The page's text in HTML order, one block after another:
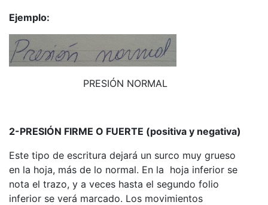
Ejemplo:
PRESIÓN NORMAL
2-PRESIÓN FIRME O FUERTE (positiva y negativa)
Este tipo de escritura dejará un surco muy grueso
en la hoja, más de lo normal. En la hoja inferior se
nota el trazo, y a veces hasta el segundo folio
inferior se verá marcado. Los movimientos